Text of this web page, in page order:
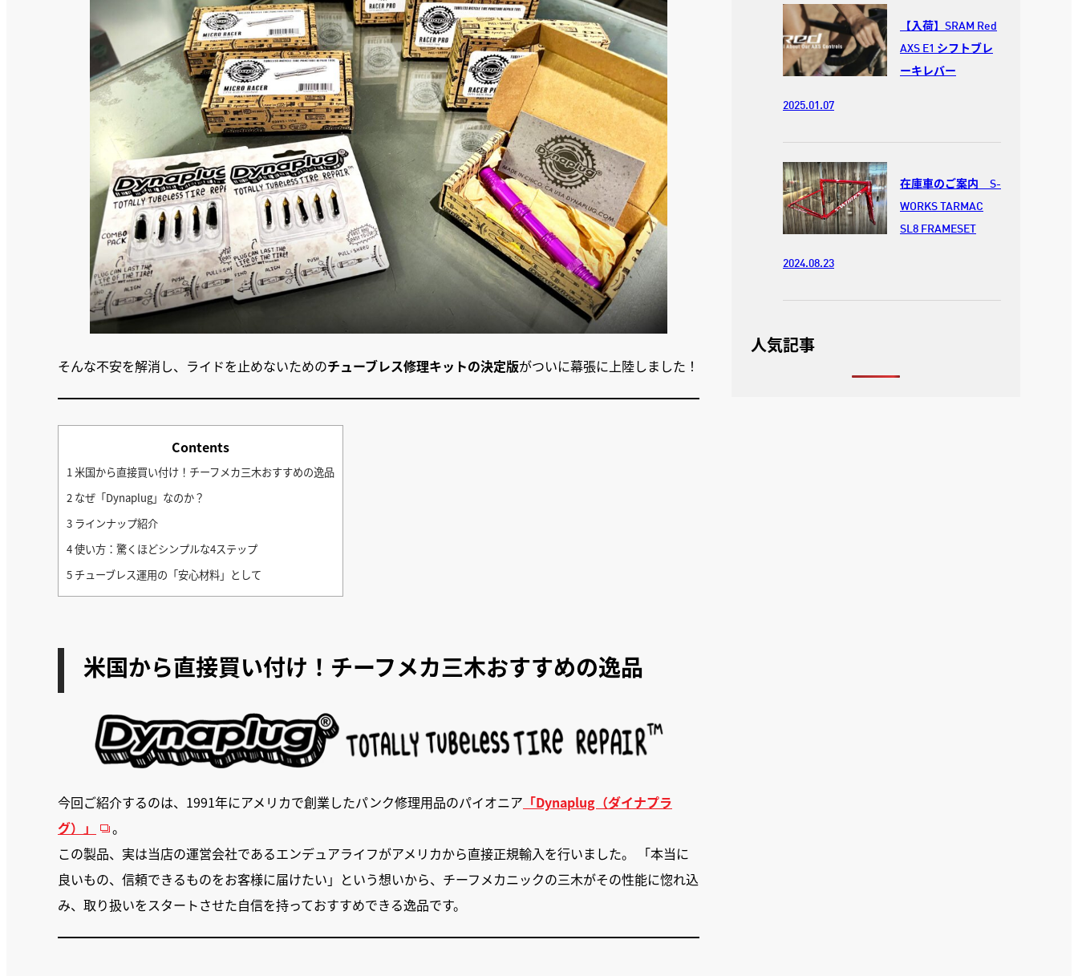
そんな不安を解消し、ライドを止めないためのチューブレス修理キットの決定版がついに幕張に上陸しました！
Contents
1米国から直接買い付け！チーフメカ三木おすすめの逸品
2 なぜ「Dynaplug」なのか？
3 ラインナップ紹介
4使い方：驚くほどシンプルな4ステップ
5 チューブレス運用の「安心材料」として
米国から直接買い付け！チーフメカ三木おすすめの逸品
今回ご紹介するのは、1991年にアメリカで創業したパンク修理用品のパイオニア 「Dynaplug（ダイナプラ
グ）」
。
この製品、実は当店の運営会社であるエンデュアライフがアメリカから直接正規輸入を行いました。 「本当に
良いもの、信頼できるものをお客様に届けたい」という想いから、チーフメカニックの三木がその性能に惚れ込
み、取り扱いをスタートさせた自信を持っておすすめできる逸品です。
【入荷】SRAM Red
AXS E1 シフトブレ
ーキレバー
2025.01.07
在庫車のご案内 S-
WORKS TARMAC
SL8 FRAMESET
2024.08.23
人気記事